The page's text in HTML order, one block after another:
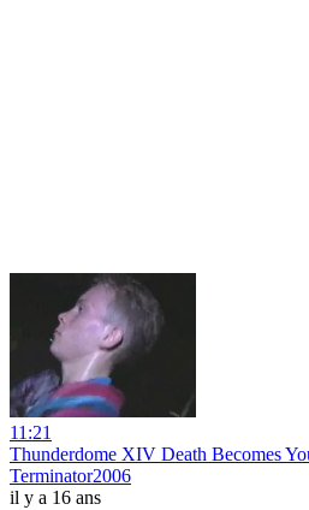
11:21
Thunderdome XIV Death Becomes
Terminator2006
il y a 16 ans